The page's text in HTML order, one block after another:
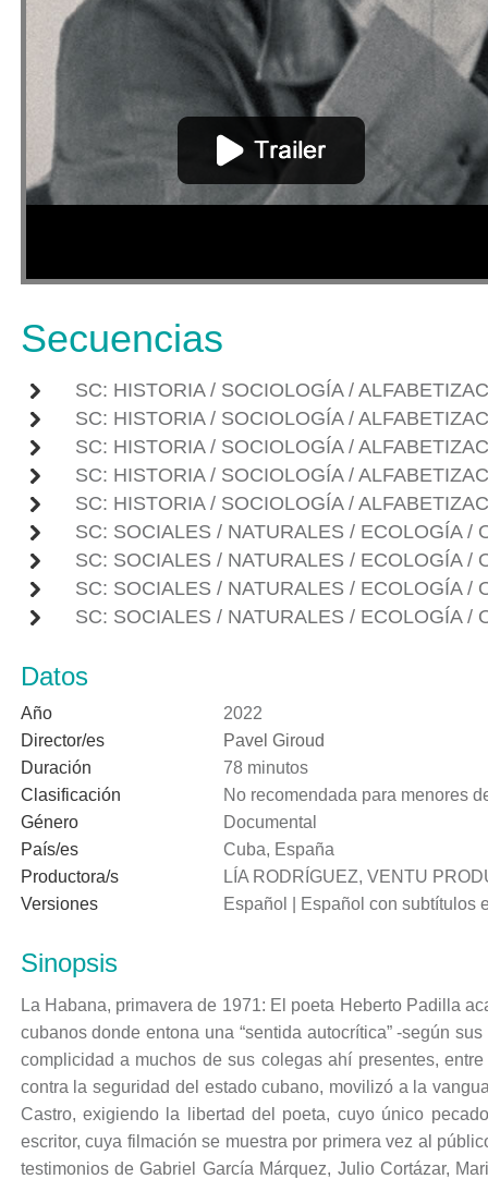
Secuencias
SC: HISTORIA / SOCIOLOGÍA /
SC: HISTORIA / SOCIOLOGÍA /
SC: HISTORIA / SOCIOLOGÍA /
SC: HISTORIA / SOCIOLOGÍA /
SC: HISTORIA / SOCIOLOGÍA /
SC: SOCIALES / NATURALES / ECOLOGÍA /
SC: SOCIALES / NATURALES / ECOLOGÍA /
SC: SOCIALES / NATURALES / ECOLOGÍA /
SC: SOCIALES / NATURALES / ECOLOGÍA /
Datos
Año
2022
Director/es
Pavel Giroud
Duración
78 minutos
Clasificación
No recomendada para menores
Género
Documental
País/es
Cuba, España
Productora/s
LÍA RODRÍGUEZ, VENTU
Versiones
Español | Español con subtítulos
Sinopsis
La Habana, primavera de 1971: El poeta Heberto Padilla
cubanos donde entona una “sentida autocrítica” -según
complicidad a muchos de sus colegas ahí presentes,
contra la seguridad del estado cubano, movilizó a la
Castro, exigiendo la libertad del poeta, cuyo único
escritor, cuya filmación se muestra por primera vez al
testimonios de Gabriel García Márquez, Julio Cortázar,